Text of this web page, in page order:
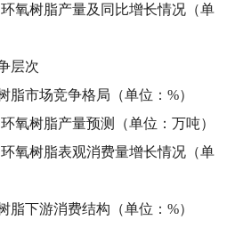
环氧树脂产量及同比增长情况（单
层次
脂市场竞争格局（单位：%）
氧树脂产量预测（单位：万吨）
环氧树脂表观消费量增长情况（单
脂下游消费结构（单位：%）